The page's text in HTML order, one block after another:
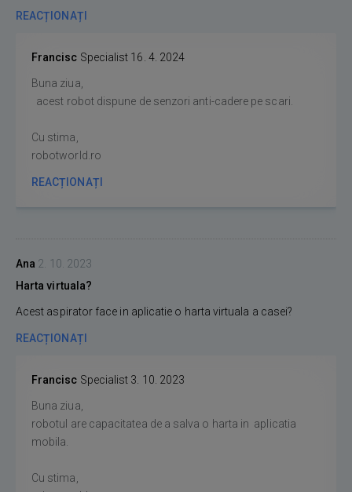
REACȚIONAȚI
Francisc Specialist 16. 4. 2024
Buna ziua,
acest robot dispune de senzori anti-cadere pe scari.
Cu stima,
robotworld.ro
REACȚIONAȚI
Ana 2. 10. 2023
Harta virtuala?
Acest aspirator face in aplicatie o harta virtuala a casei?
REACȚIONAȚI
Francisc Specialist 3. 10. 2023
Buna ziua,
robotul are capacitatea de a salva o harta in aplicatia
mobila.
Cu stima,